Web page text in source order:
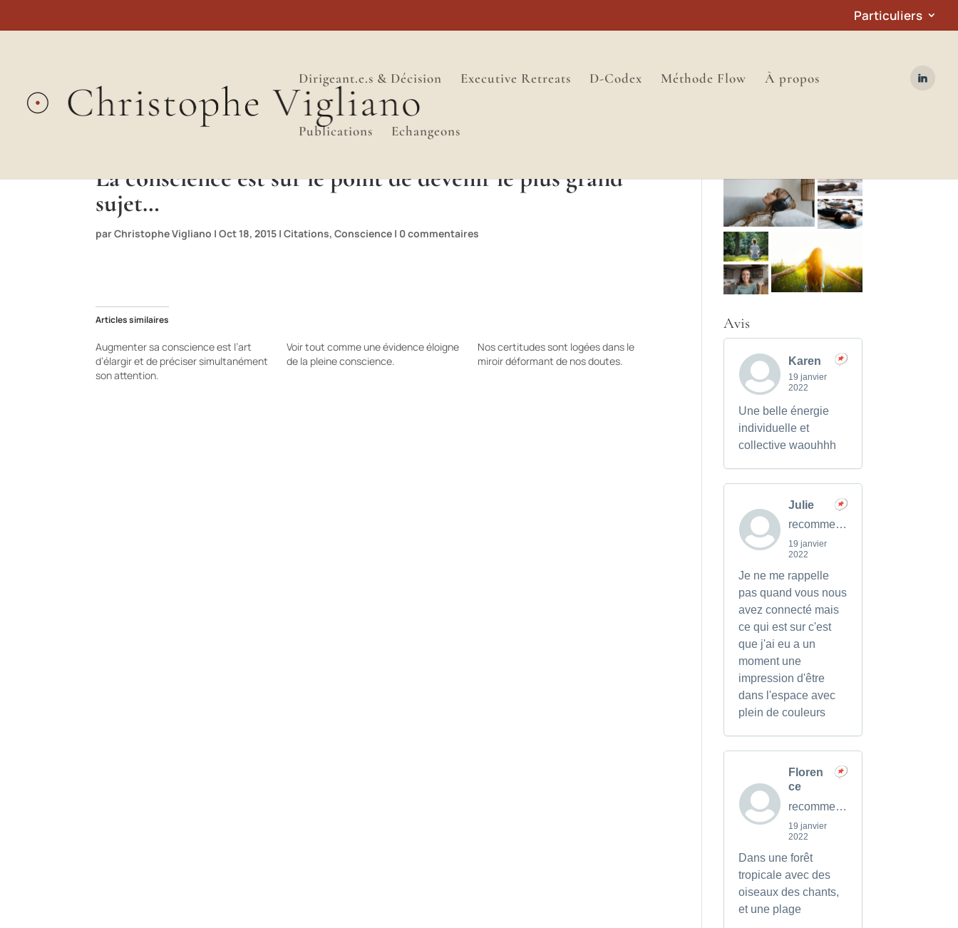
Particuliers
Dirigeant.e.s & Décision Executive Retreats D-Codex Méthode Flow À propos
Publications Echangeons
La conscience est sur le point de devenir le plus grand
sujet…
parChristophe Vigliano |Oct 18, 2015 |Citations,Conscience | 0 commentaires
Articles similaires
Augmenter sa conscience est l’art
d’élargir et de préciser simultanément
son attention.
Voir tout comme une évidence éloigne
de la pleine conscience.
Nos certitudes sont logées dans le
miroir déformant de nos doutes.
Avis
Karen
19 janvier
2022
Une belle énergie
individuelle et
collective waouhhh
Julie
recommends
19 janvier
2022
Je ne me rappelle
pas quand vous nous
avez connecté mais
ce qui est sur c'est
que j'ai eu a un
moment une
impression d'être
dans l'espace avec
plein de couleurs
Floren
ce
recommends
19 janvier
2022
Dans une forêt
tropicale avec des
oiseaux des chants,
et une plage